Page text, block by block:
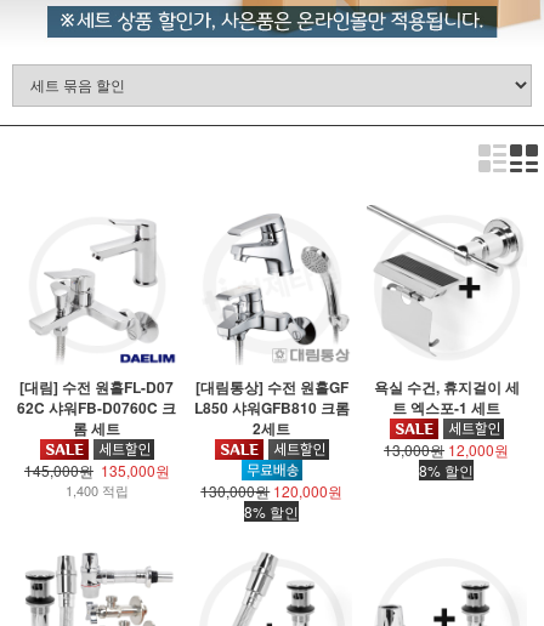
[대림] 수전 원홀FL-D07
62C 샤워FB-D0760C 크
롬 세트
145,000원 135,000원
1,400 적립
[대림통상] 수전 원홀GF
L850 샤워GFB810 크롬
2세트
130,000원 120,000원
8% 할인
욕실 수건, 휴지걸이 세
트 엑스포-1 세트
13,000원 12,000원
8% 할인